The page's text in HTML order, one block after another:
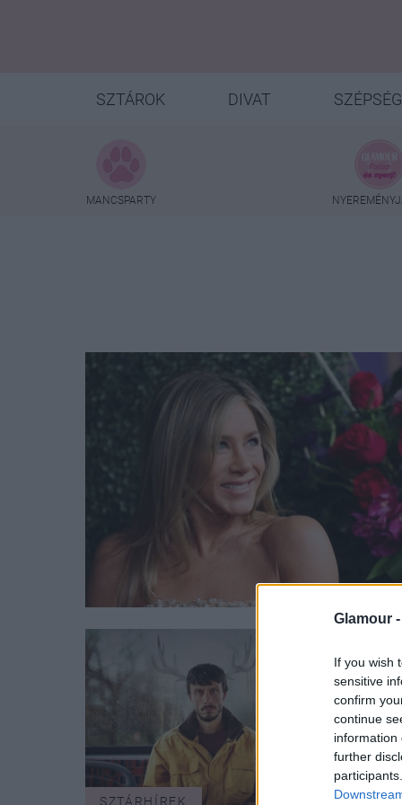
Glamour -
If you wish
sensitive
confirm
continue
information
further
SZTÁROK DIVAT SZÉPSÉG
MANCSPARTY
SZTÁRHÍREK